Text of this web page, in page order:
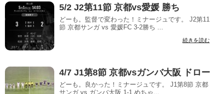
5/2 J2第11節 京都vs愛媛 勝ち
どーも。監督で変わった！ミナージュです。 J2第11
節 京都サンガ vs 愛媛FC 3-2勝ち ...
続きを読む
4/7 J1第8節 京都vsガンバ大阪 ドロー
どーも。良かった！ミナージュです。 J1第8節 京都
サンガ vs ガンバ大阪 1-1 めちゃ...